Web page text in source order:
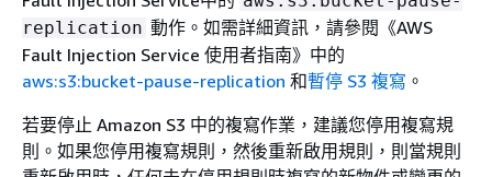
replication 動作。如需詳細資訊，請參閱《AWS
Fault Injection Service 使用者指南》 中的
aws:s3:bucket-pause-replication 和暫停 S3 複寫 。
若要停止 Amazon S3 中的複寫作業，建議您停用複寫規
則。如果您停用複寫規則，然後重新啟用規則，則當規則